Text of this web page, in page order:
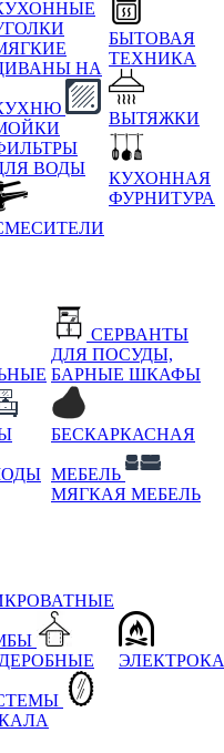
НА
ВОДЫ
БЫТОВАЯ
ТЕХНИКА
ВЫТЯЖКИ
КУХОННАЯ
ФУРНИТУРА
СЕРВАНТЫ
ДЛЯ ПОСУДЫ,
БАРНЫЕ ШКАФЫ
БЕСКАРКАСНАЯ
МЕБЕЛЬ
МЯГКАЯ МЕБЕЛЬ